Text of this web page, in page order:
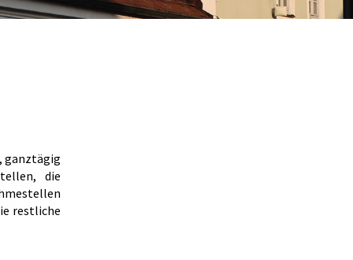
ganztägig
die
restliche